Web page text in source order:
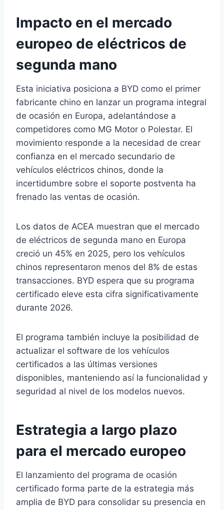
Impacto en el mercado
europeo de eléctricos de
segunda mano
Esta iniciativa posiciona a BYD como el primer
fabricante chino en lanzar un programa integral
de ocasión en Europa, adelantándose a
competidores como MG Motor o Polestar. El
movimiento responde a la necesidad de crear
confianza en el mercado secundario de
vehículos eléctricos chinos, donde la
incertidumbre sobre el soporte postventa ha
frenado las ventas de ocasión.
Los datos de ACEA muestran que el mercado
de eléctricos de segunda mano en Europa
creció un 45% en 2025, pero los vehículos
chinos representaron menos del 8% de estas
transacciones. BYD espera que su programa
certificado eleve esta cifra significativamente
durante 2026.
El programa también incluye la posibilidad de
actualizar el software de los vehículos
certificados a las últimas versiones
disponibles, manteniendo así la funcionalidad y
seguridad al nivel de los modelos nuevos.
Estrategia a largo plazo
para el mercado europeo
El lanzamiento del programa de ocasión
certificado forma parte de la estrategia más
amplia de BYD para consolidar su presencia en